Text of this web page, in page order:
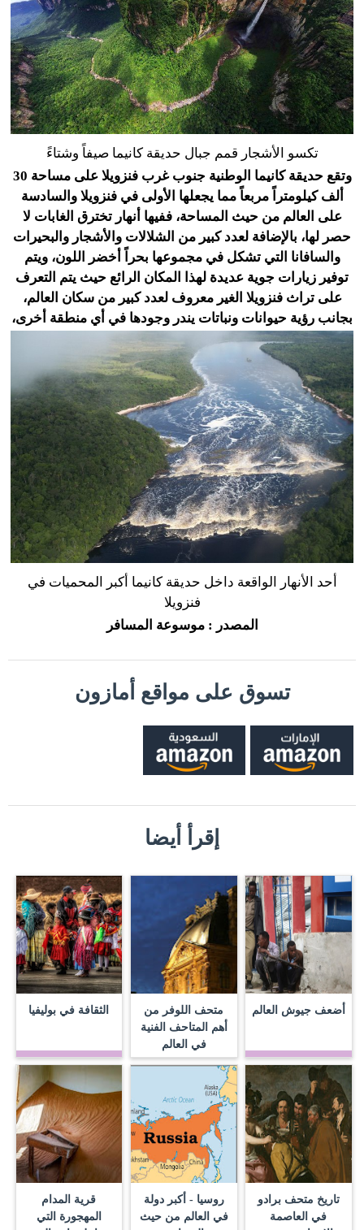
تكسو الأشجار قمم جبال حديقة كانيما صيفاً وشتاءً
وتقع حديقة كانيما الوطنية جنوب غرب فنزويلا على مساحة 30
ألف كيلومتراً مربعاً مما يجعلها الأولى في فنزويلا والسادسة
على العالم من حيث المساحة، ففيها أنهار تخترق الغابات لا
حصر لها، بالإضافة لعدد كبير من الشلالات والأشجار والبحيرات
والسافانا التي تشكل في مجموعها بحراً أخضر اللون، ويتم
توفير زيارات جوية عديدة لهذا المكان الرائع حيث يتم التعرف
على تراث فنزويلا الغير معروف لعدد كبير من سكان العالم،
بجانب رؤية حيوانات ونباتات يندر وجودها في أي منطقة أخرى،
أحد الأنهار الواقعة داخل حديقة كانيما أكبر المحميات في
فنزويلا
المصدر : موسوعة المسافر
تسوق على مواقع أمازون
إقرأ أيضا
أضعف جيوش العالم
متحف اللوفر من
أهم المتاحف الفنية
في العالم
الثقافة في بوليفيا
تاريخ متحف برادو
في العاصمة
روسيا - أكبر دولة
في العالم من حيث
قرية المدام
المهجورة التي